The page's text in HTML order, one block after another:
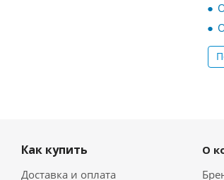
Как купить
Доставка и оплата
О